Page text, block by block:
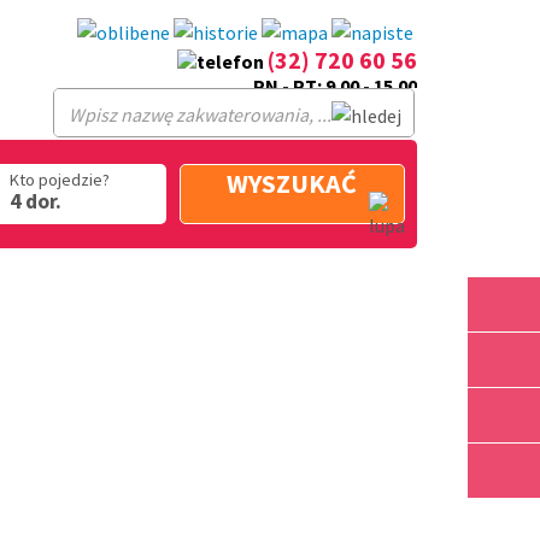
(32) 720 60 56
PN - PT: 9.00 - 15.00
Kto pojedzie?
4 dor.
WYSZUKAĆ